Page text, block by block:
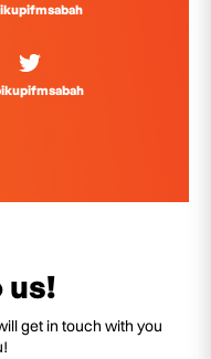
us!
get in touch with you